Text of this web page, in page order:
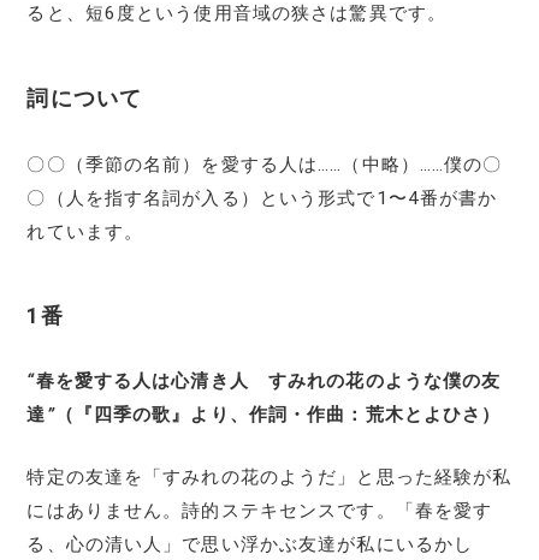
ると、短6度という使用音域の狭さは驚異です。
詞について
〇〇（季節の名前）を愛する人は……（中略）……僕の〇
〇（人を指す名詞が入る）という形式で1〜4番が書か
れています。
1番
“春を愛する人は心清き人 すみれの花のような僕の友
達 ”（『四季の歌』より、作詞・作曲：荒木とよひさ）
特定の友達を「すみれの花のようだ」と思った経験が私
にはありません。詩的ステキセンスです。「春を愛す
る、心の清い人」で思い浮かぶ友達が私にいるかし